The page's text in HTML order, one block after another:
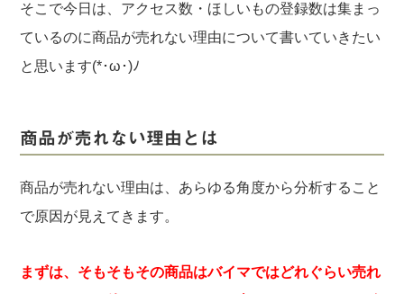
そこで今日は、アクセス数・ほしいもの登録数は集まっ
ているのに商品が売れない理由について書いていきたい
と思います(*･ω･)ﾉ
商品が売れない理由とは
商品が売れない理由は、あらゆる角度から分析すること
で原因が見えてきます。
まずは、そもそもその商品はバイマではどれぐらい売れ